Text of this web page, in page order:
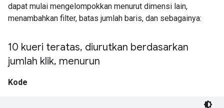
dapat mulai mengelompokkan menurut dimensi lain,
menambahkan filter, batas jumlah baris, dan sebagainya:
10 kueri teratas, diurutkan berdasarkan
jumlah klik, menurun
Kode